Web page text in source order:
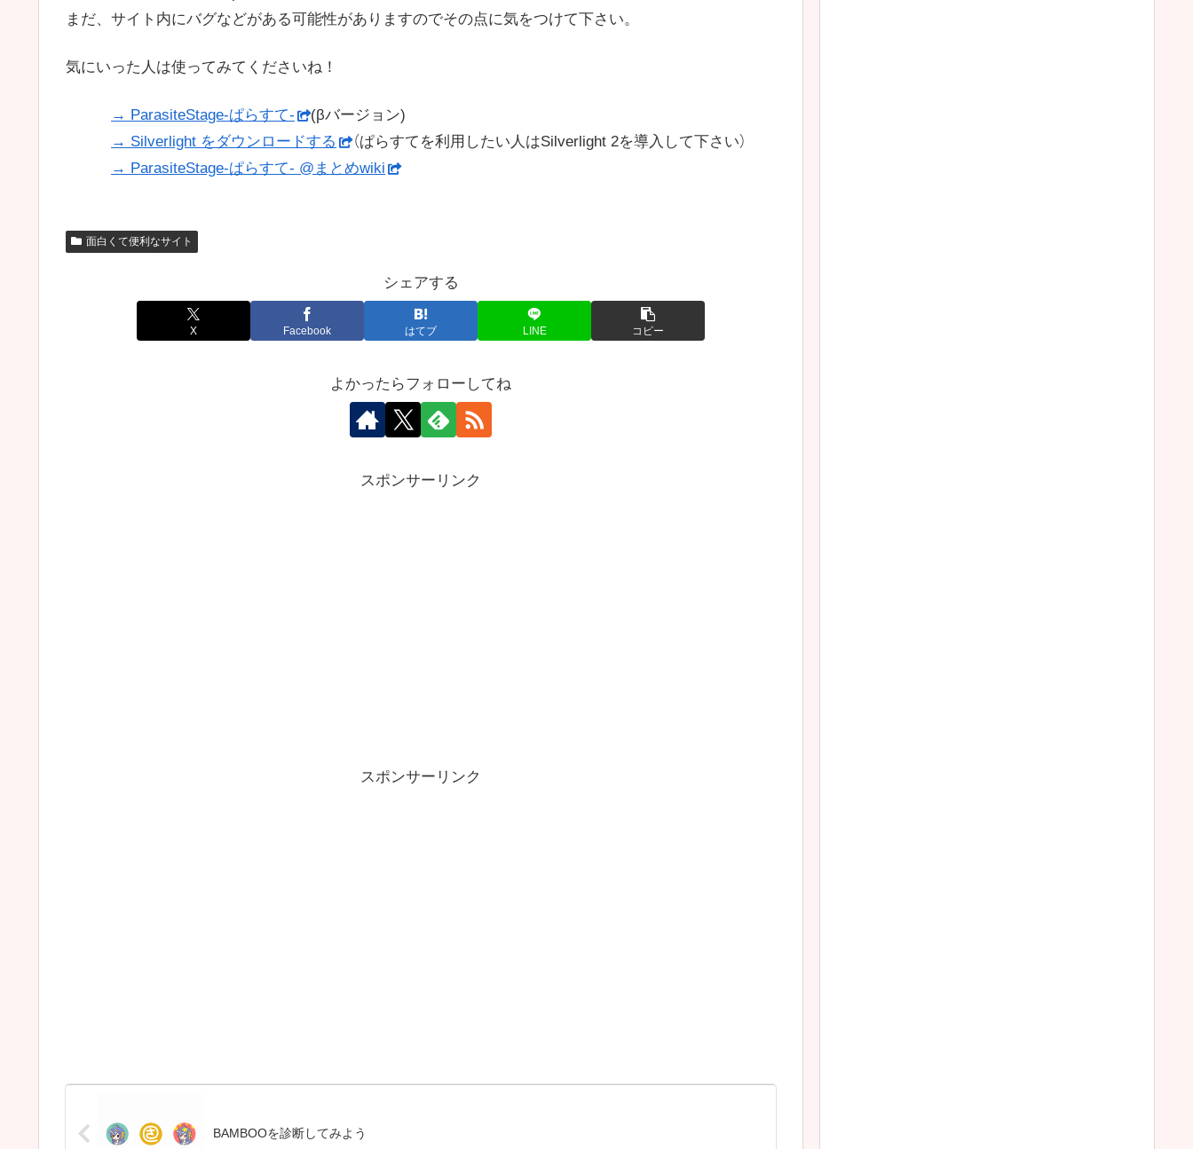
まだ、サイト内にバグなどがある可能性がありますのでその点に気をつけて下さい。
気にいった人は使ってみてくださいね！
→ ParasiteStage-ぱらすて-
(βバージョン)
→ Silverlight をダウンロードする
（ぱらすてを利用したい人はSilverlight 2を導入して下さい）
→ ParasiteStage-ぱらすて- @まとめwiki
面白くて便利なサイト
シェアする
X Facebook はてブ LINE コピー
よかったらフォローしてね
スポンサーリンク
スポンサーリンク
BAMBOOを診断してみよう